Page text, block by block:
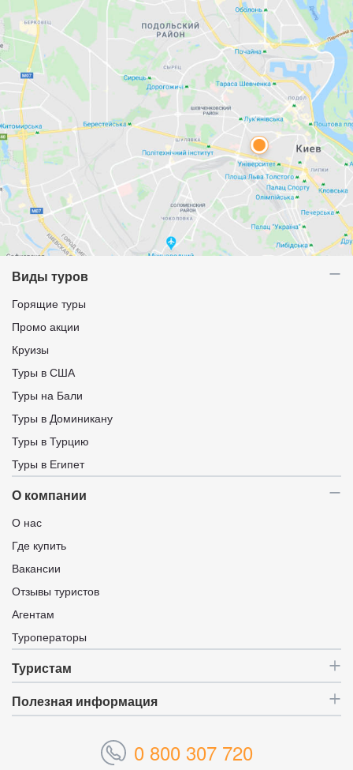
Виды туров
Горящие туры
Промо акции
Круизы
Туры в США
Туры на Бали
Туры в Доминикану
Туры в Турцию
Туры в Египет
О компании
О нас
Где купить
Вакансии
Отзывы туристов
Агентам
Туроператоры
Туристам
Полезная информация
0 800 307 720